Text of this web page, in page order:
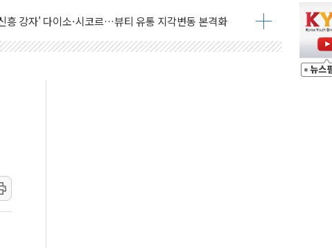
두산퓨얼셀, SOFC에 사활
세제혜택 축소에 반발…"정책 신뢰 뒤집어"
로스페이스와 '누리호 5기분 엔진 구성품' 수주
, "당분간 1400원 초반대 등락"
티와 반도체 EPC 추가 수주
자사주 취득